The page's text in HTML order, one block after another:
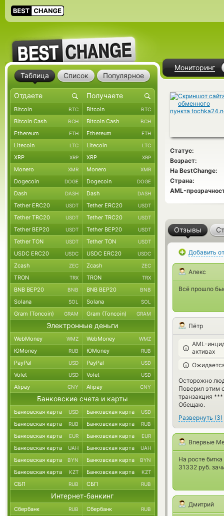
Мониторинг
Статус:
Возраст:
На BestChange:
Страна:
AML-
Отзывы
Добавить
Алекс
Всё прошло
Пётр
AML-
активах
Осторожно
Поверил этим
транзакция
Обещаю.
Развернуть (3)
Впервые
На росте
31332 руб.
Дмитрий
Таблица Список Популярное
Bitcoin BTC Bitcoin BTC
Bitcoin Cash BCH Bitcoin Cash BCH
Ethereum ETH Ethereum ETH
Litecoin LTC Litecoin LTC
XRP XRP XRP XRP
Monero XMR Monero XMR
Dogecoin DOGE Dogecoin DOGE
Dash DASH Dash DASH
Tether ERC20 USDT Tether ERC20 USDT
Tether TRC20 USDT Tether TRC20 USDT
Tether BEP20 USDT Tether BEP20 USDT
Tether TON USDT Tether TON USDT
USDC ERC20 USDC USDC ERC20 USDC
Zcash ZEC Zcash ZEC
TRON TRX TRON TRX
BNB BEP20 BNB BNB BEP20 BNB
Solana SOL Solana SOL
Gram (Toncoin) GRAM Gram (Toncoin) GRAM
Электронные деньги
WebMoney WMZ WebMoney WMZ
ЮMoney RUB ЮMoney RUB
PayPal USD PayPal USD
Volet USD Volet USD
Alipay CNY Alipay CNY
Банковские счета и карты
Банковская карта USD Банковская карта USD
Банковская карта RUB Банковская карта RUB
Банковская карта EUR Банковская карта EUR
Банковская карта UAH Банковская карта UAH
Банковская карта BYN Банковская карта BYN
Банковская карта KZT Банковская карта KZT
СБП RUB СБП RUB
Интернет-банкинг
Сбербанк RUB Сбербанк RUB